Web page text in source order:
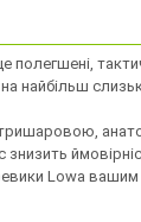
полегшені,
найбільш
Lowa